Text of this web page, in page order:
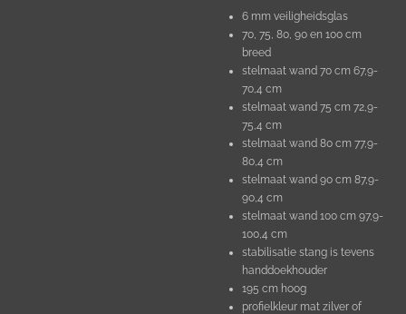
6 mm veiligheidsglas
70, 75, 80, 90 en 100 cm
breed
stelmaat wand 70 cm 67,9-
70,4 cm
stelmaat wand 75 cm 72,9-
75,4 cm
stelmaat wand 80 cm 77,9-
80,4 cm
stelmaat wand 90 cm 87,9-
90,4 cm
stelmaat wand 100 cm 97,9-
100,4 cm
stabilisatie stang is tevens
handdoekhouder
195 cm hoog
profielkleur mat zilver of